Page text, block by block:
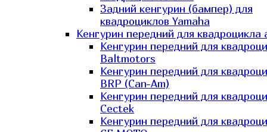
Задний кенгурин (бампер) для
квадроциклов Yamaha
Кенгурин передний для квадроцикла
Кенгурин передний для
Baltmotors
Кенгурин передний для
BRP (Can-Am)
Кенгурин передний для
Cectek
Кенгурин передний для